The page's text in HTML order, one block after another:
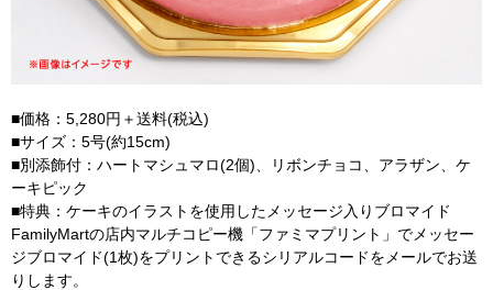
■価格：5,280円＋送料(税込)
■サイズ：5号(約15cm)
■別添飾付：ハートマシュマロ(2個)、リボンチョコ、アラザン、ケ
ーキピック
■特典：ケーキのイラストを使用したメッセージ入りブロマイド
FamilyMartの店内マルチコピー機「ファミマプリント」でメッセー
ジブロマイド(1枚)をプリントできるシリアルコードをメールでお送
りします。